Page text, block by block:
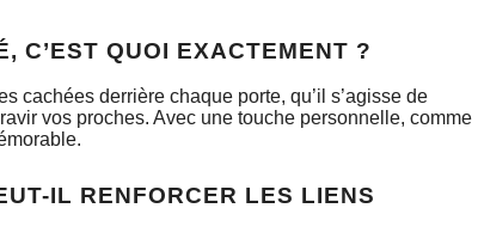
C’EST QUOI EXACTEMENT ?
cachées derrière chaque porte, qu’il s’agisse de
vos proches. Avec une touche personnelle, comme
IL RENFORCER LES LIENS